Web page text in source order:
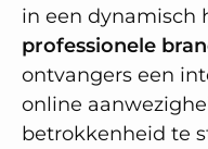
in een dynamisch
professionele
ontvangers een
online
betrokkenheid te